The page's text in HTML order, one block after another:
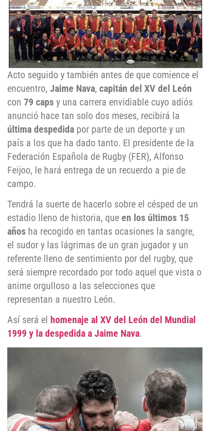
Acto seguido y también antes de que comience el
encuentro, Jaime Nava, capitán del XV del León
con 79 caps y una carrera envidiable cuyo adiós
anunció hace tan solo dos meses, recibirá la
última despedida por parte de un deporte y un
país a los que ha dado tanto. El presidente de la
Federación Española de Rugby (FER), Alfonso
Feijoo, le hará entrega de un recuerdo a pie de
campo.
Tendrá la suerte de hacerlo sobre el césped de un
estadio lleno de historia, que en los últimos 15
años ha recogido en tantas ocasiones la sangre,
el sudor y las lágrimas de un gran jugador y un
referente lleno de sentimiento por del rugby, que
será siempre recordado por todo aquel que vista o
anime orgulloso a las selecciones que
representan a nuestro León.
Así será el homenaje al XV del León del Mundial
1999 y la despedida a Jaime Nava.